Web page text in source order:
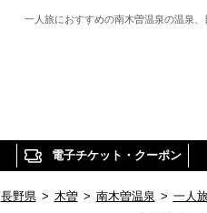
一人旅におすすめの南木曽温泉の温泉
電子チケット・クーポン
長野県 > 木曽 > 南木曽温泉 > 一人